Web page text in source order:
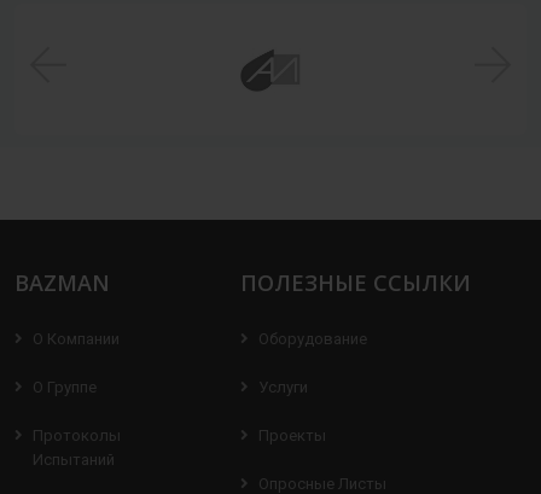
BAZMAN
О Компании
О Группе
Протоколы
Испытаний
ПОЛЕЗНЫЕ ССЫЛКИ
Оборудование
Услуги
Проекты
Опросные Листы